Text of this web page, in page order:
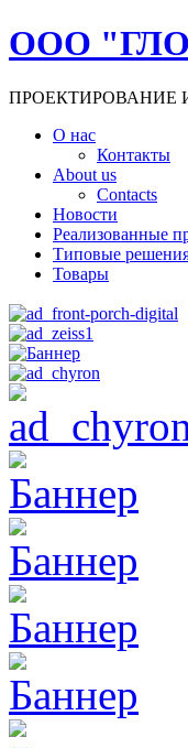
ООО
ПРОЕКТИРОВАНИЕ
О нас
Контакты
About us
Contacts
Новости
Реализованные
Типовые
Товары